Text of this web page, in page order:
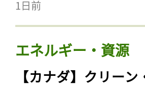
1日前
エネルギー・資源
【カナダ】クリー